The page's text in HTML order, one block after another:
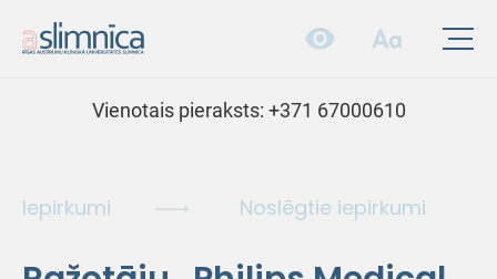
Vienotais pieraksts: +371 67000610
Iepirkumi Noslēgtie iepirkumi